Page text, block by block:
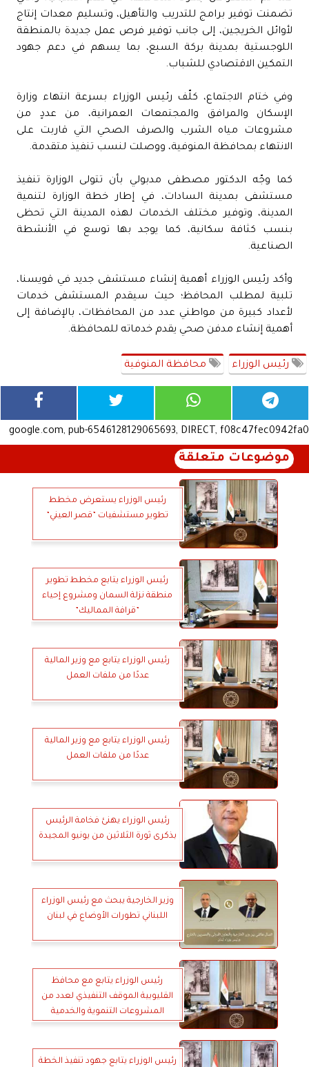
تضمنت توفير برامج للتدريب والتأهيل، وتسليم معدات إنتاج
لأوائل الخريجين، إلى جانب توفير فرص عمل جديدة بالمنطقة
اللوجستية بمدينة بركة السبع، بما يسهم في دعم جهود
التمكين الاقتصادي للشباب.
وفي ختام الاجتماع، كلّف رئيس الوزراء بسرعة انتهاء وزارة
الإسكان والمرافق والمجتمعات العمرانية، من عددٍ من
مشروعات مياه الشرب والصرف الصحي التي قاربت على
الانتهاء بمحافظة المنوفية، ووصلت لنسب تنفيذ متقدمة.
كما وجّه الدكتور مصطفى مدبولي بأن تتولى الوزارة تنفيذ
مستشفى بمدينة السادات، في إطار خطة الوزارة لتنمية
المدينة، وتوفير مختلف الخدمات لهذه المدينة التي تحظى
بنسب كثافة سكانية، كما يوجد بها توسع في الأنشطة
الصناعية.
وأكد رئيس الوزراء أهمية إنشاء مستشفى جديد في قويسنا،
تلبية لمطلب المحافظ؛ حيث سيقدم المستشفى خدمات
لأعداد كبيرة من مواطني عدد من المحافظات، بالإضافة إلى
أهمية إنشاء مدفن صحي يقدم خدماته للمحافظة.
رئيس الوزراء محافظة المنوفية
google.com, pub-6546128129065693, DIRECT, f08c47fec0942fa0
موضوعات متعلقة
رئيس الوزراء يستعرض مخطط
تطوير مستشفيات ”قصر العيني”
رئيس الوزراء يتابع مخطط تطوير
منطقة نزلة السمان ومشروع إحياء
”قرافة المماليك”
رئيس الوزراء يتابع مع وزير المالية
عددًا من ملفات العمل
رئيس الوزراء يتابع مع وزير المالية
عددًا من ملفات العمل
رئيس الوزراء يهنئ فخامة الرئيس
بذكرى ثورة الثلاثين من يونيو المجيدة
وزير الخارجية يبحث مع رئيس الوزراء
اللبناني تطورات الأوضاع في لبنان
رئيس الوزراء يتابع مع محافظ
القليوبية الموقف التنفيذي لعدد من
المشروعات التنموية والخدمية
رئيس الوزراء يتابع جهود تنفيذ الخطة